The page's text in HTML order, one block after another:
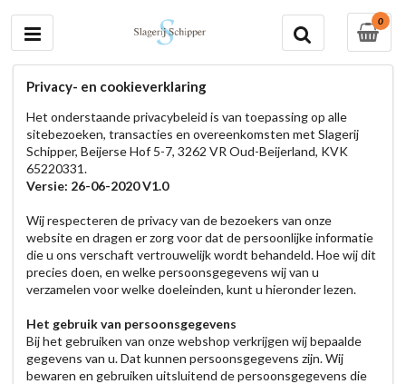
0
Privacy- en cookieverklaring
Het onderstaande privacybeleid is van toepassing op alle
sitebezoeken, transacties en overeenkomsten met Slagerij
Schipper, Beijerse Hof 5-7, 3262 VR Oud-Beijerland, KVK
65220331.
Versie: 26-06-2020 V1.0
Wij respecteren de privacy van de bezoekers van onze
website en dragen er zorg voor dat de persoonlijke informatie
die u ons verschaft vertrouwelijk wordt behandeld. Hoe wij dit
precies doen, en welke persoonsgegevens wij van u
verzamelen voor welke doeleinden, kunt u hieronder lezen.
Het gebruik van persoonsgegevens
Bij het gebruiken van onze webshop verkrijgen wij bepaalde
gegevens van u. Dat kunnen persoonsgegevens zijn. Wij
bewaren en gebruiken uitsluitend de persoonsgegevens die